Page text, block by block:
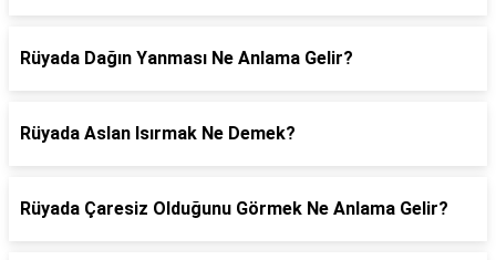
Rüyada Dağın Yanması Ne Anlama Gelir?
Rüyada Aslan Isırmak Ne Demek?
Rüyada Çaresiz Olduğunu Görmek Ne Anlama Gelir?